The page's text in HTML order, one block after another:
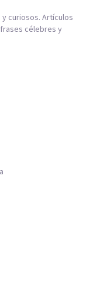
curiosos. Artículos
célebres y